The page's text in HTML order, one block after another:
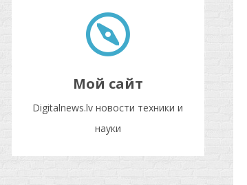
Мой сайт
Digitalnews.lv новости техники и
науки